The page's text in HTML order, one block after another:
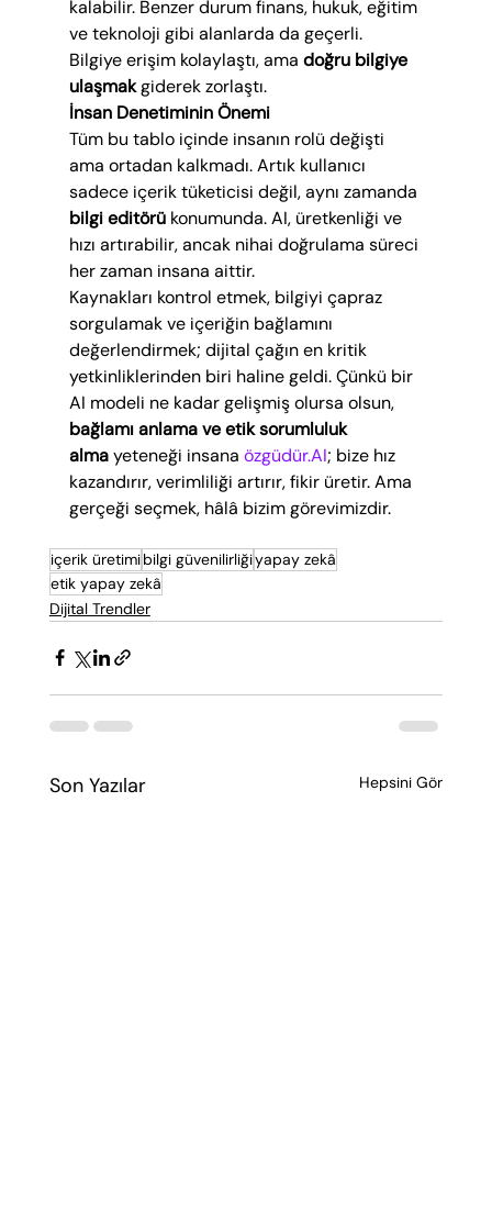
kalabilir. Benzer durum finans, hukuk, eğitim
ve teknoloji gibi alanlarda da geçerli.
Bilgiye erişim kolaylaştı, ama doğru bilgiye
ulaşmak giderek zorlaştı.
İnsan Denetiminin Önemi
Tüm bu tablo içinde insanın rolü değişti
ama ortadan kalkmadı. Artık kullanıcı
sadece içerik tüketicisi değil, aynı zamanda
bilgi editörü konumunda. AI, üretkenliği ve
hızı artırabilir, ancak nihai doğrulama süreci
her zaman insana aittir.
Kaynakları kontrol etmek, bilgiyi çapraz
sorgulamak ve içeriğin bağlamını
değerlendirmek; dijital çağın en kritik
yetkinliklerinden biri haline geldi. Çünkü bir
AI modeli ne kadar gelişmiş olursa olsun,
bağlamı anlama ve etik sorumluluk
alma yeteneği insana özgüdür.AI; bize hız
kazandırır, verimliliği artırır, fikir üretir. Ama
gerçeği seçmek, hâlâ bizim görevimizdir.
içerik üretimibilgi güvenilirliğiyapay zekâ
etik yapay zekâ
Dijital Trendler
Son Yazılar Hepsini Gör